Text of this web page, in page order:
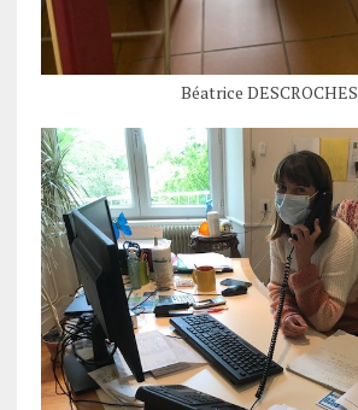
Béatrice DESCROCHES